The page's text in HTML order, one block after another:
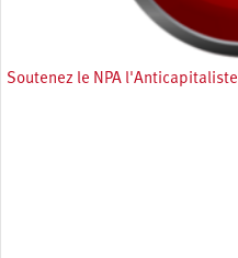
Soutenez le NPA l'Anticapitaliste